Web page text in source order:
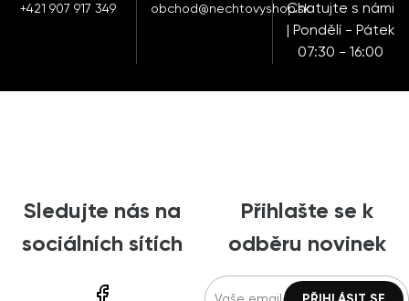
+421 907 917 349 obchod@nechtovyshop.skChatujte s námi
| Pondělí - Pátek
07:30 - 16:00
Sledujte nás na
sociálních sítích
Přihlašte se k
odběru novinek